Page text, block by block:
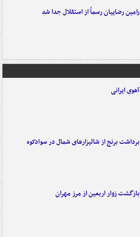
رامین رضاییان رسماً از استقلال جدا شد
آهوی ایرانی
برداشت برنج از شالیزارهای شمال در سوادکوه
بازگشت زوار اربعین از مرز مهران